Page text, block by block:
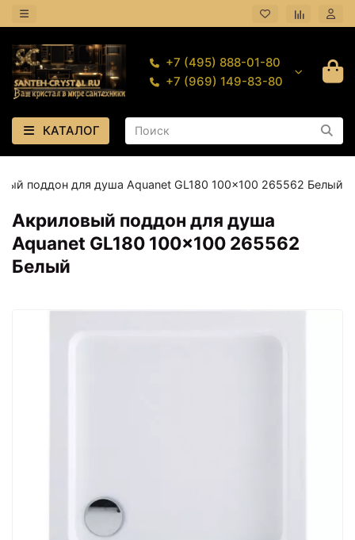
+7 (495) 888-01-80
+7 (969) 149-83-80
КАТАЛОГ
поддон для душа Aquanet GL180 100x100 265562 Белый
Акриловый поддон для душа
Aquanet GL180 100x100 265562
Белый